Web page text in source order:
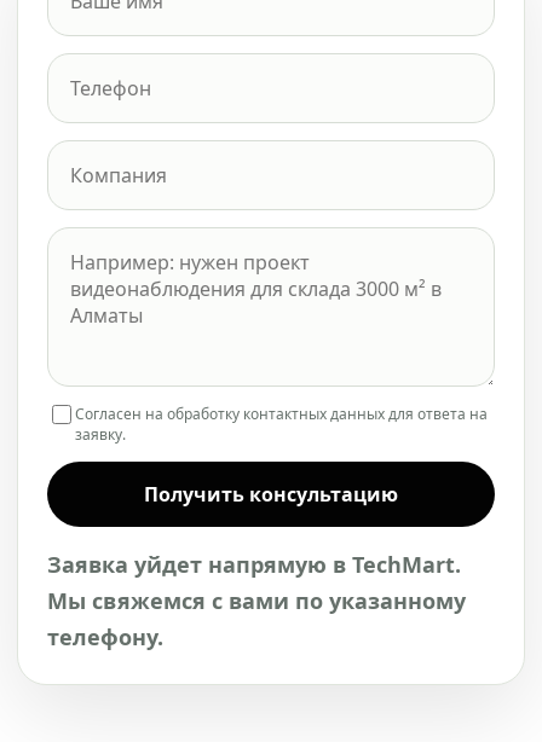
Согласен на обработку контактных данных для ответа на
заявку.
Получить консультацию
Заявка уйдет напрямую в TechMart.
Мы свяжемся с вами по указанному
телефону.